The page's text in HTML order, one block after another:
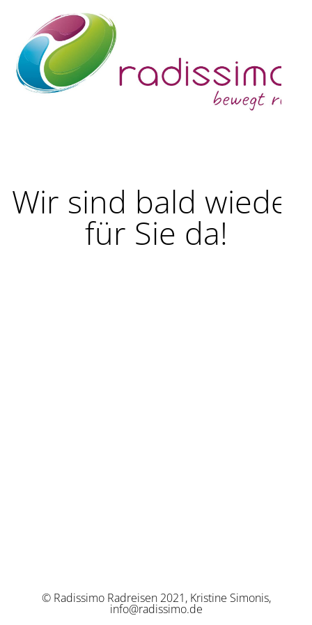
Wir sind bald wieder
für Sie da!
© Radissimo Radreisen 2021, Kristine Simonis,
info@radissimo.de